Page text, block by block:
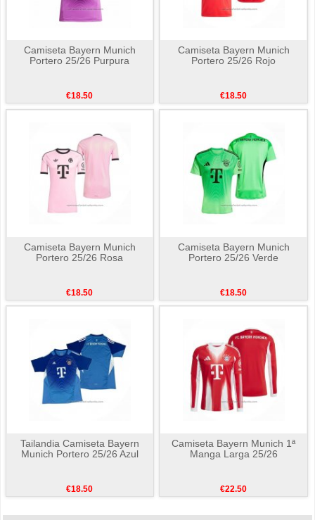
Camiseta Bayern Munich
Portero 25/26 Purpura
€18.50
Camiseta Bayern Munich
Portero 25/26 Rojo
€18.50
Camiseta Bayern Munich
Portero 25/26 Rosa
€18.50
Camiseta Bayern Munich
Portero 25/26 Verde
€18.50
Tailandia Camiseta Bayern
Munich Portero 25/26 Azul
€18.50
Camiseta Bayern Munich 1ª
Manga Larga 25/26
€22.50